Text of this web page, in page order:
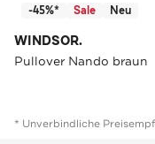
-45%* Sale Neu
WINDSOR.
Pullover Nando braun
* Unverbindliche